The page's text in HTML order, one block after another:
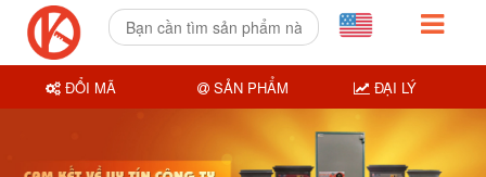
ĐỔI MÃ SẢN PHẨM ĐẠI LÝ